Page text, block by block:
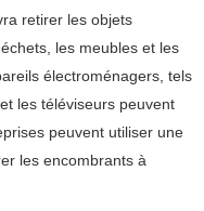
retirer les objets
les meubles et les
électroménagers, tels
les téléviseurs peuvent
peuvent utiliser une
les encombrants à